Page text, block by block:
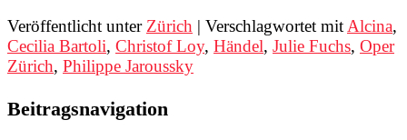
Veröffentlicht unter Zürich | Verschlagwortet mitAlcina,
Cecilia Bartoli, Christof Loy, Händel, Julie Fuchs, Oper
Zürich, Philippe Jaroussky
Beitragsnavigation